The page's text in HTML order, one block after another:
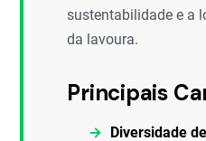
sustentabilidade e a
da lavoura.
Principais
Diversidade